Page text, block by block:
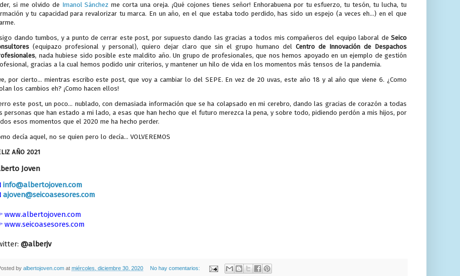
si me olvido de Imanol Sánchez me corta una oreja. ¡Qué cojones tienes señor! Enhorabuena por tu esfuerzo, tu tesón, tu lucha, tu
y tu capacidad para revalorizar tu marca. En un año, en el que estaba todo perdido, has sido un espejo (a veces eh...) en el que
dando tumbos, y a punto de cerrar este post, por supuesto dando las gracias a todos mis compañeros del equipo laboral de Seico
(equipazo profesional y personal), quiero dejar claro que sin el grupo humano del Centro de Innovación de Despachos
, nada hubiese sido posible este maldito año. Un grupo de profesionales, que nos hemos apoyado en un ejemplo de gestión
gracias a la cual hemos podido unir criterios, y mantener un hilo de vida en los momentos más tensos de la pandemia.
por cierto... mientras escribo este post, que voy a cambiar lo del SEPE. En vez de 20 uvas, este año 18 y al año que viene 6. ¿Como
los cambios eh? ¡Como hacen ellos!
este post, un poco... nublado, con demasiada información que se ha colapsado en mi cerebro, dando las gracias de corazón a todas
personas que han estado a mi lado, a esas que han hecho que el futuro merezca la pena, y sobre todo, pidiendo perdón a mis hijos, por
esos momentos que el 2020 me ha hecho perder.
decía aquel, no se quien pero lo decía... VOLVEREMOS
AÑO 2021
Joven
info@albertojoven.com
ajoven@seicoasesores.com
www.albertojoven.com
www.seicoasesores.com
@alberjv
by albertojoven.com at miércoles, diciembre 30, 2020 No hay comentarios: